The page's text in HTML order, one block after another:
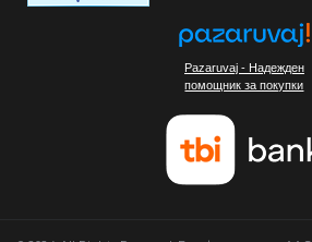
Pazaruvaj - Надежден
помощник за покупки